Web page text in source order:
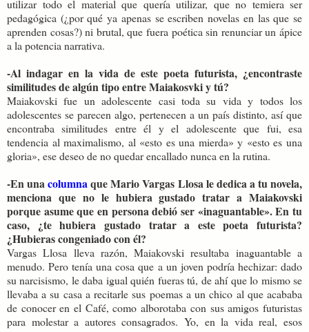
utilizar todo el material que quería utilizar, que no temiera ser
pedagógica (¿por qué ya apenas se escriben novelas en las que se
aprenden cosas?) ni brutal, que fuera poética sin renunciar un ápice
a la potencia narrativa.
-Al indagar en la vida de este poeta futurista, ¿encontraste
similitudes de algún tipo entre Maiakosvki y tú?
Maiakovski fue un adolescente casi toda su vida y todos los
adolescentes se parecen algo, pertenecen a un país distinto, así que
encontraba similitudes entre él y el adolescente que fui, esa
tendencia al maximalismo, al «esto es una mierda» y «esto es una
gloria», ese deseo de no quedar encallado nunca en la rutina.
-En unacolumnaque Mario Vargas Llosa le dedica a tu novela,
menciona que no le hubiera gustado tratar a Maiakovski
porque asume que en persona debió ser «inaguantable». En tu
caso, ¿te hubiera gustado tratar a este poeta futurista?
¿Hubieras congeniado con él?
Vargas Llosa lleva razón, Maiakovski resultaba inaguantable a
menudo. Pero tenía una cosa que a un joven podría hechizar: dado
su narcisismo, le daba igual quién fueras tú, de ahí que lo mismo se
llevaba a su casa a recitarle sus poemas a un chico al que acababa
de conocer en el Café, como alborotaba con sus amigos futuristas
para molestar a autores consagrados. Yo, en la vida real, esos